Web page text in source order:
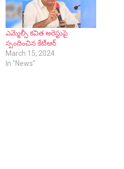
ఎమ్మెల్సీ కవిత అరెస్టుపై
స్పందించిన కేటీఆర్
March 15, 2024
In "News"